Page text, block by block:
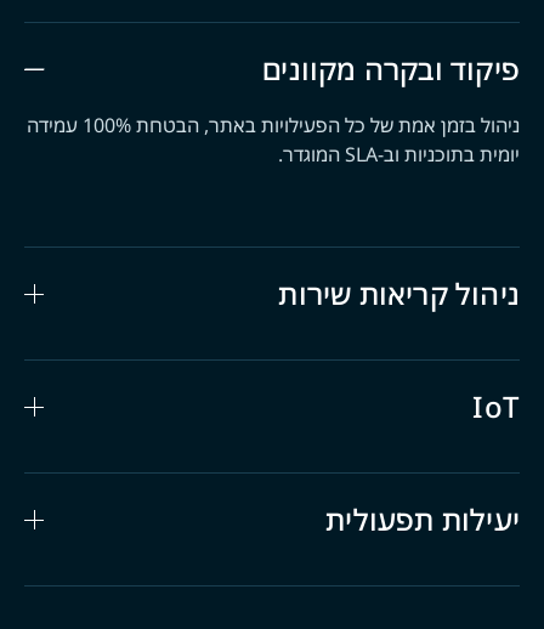
פיקוד ובקרה מקוונים
ניהול בזמן אמת של כל הפעילויות באתר, הבטחת 100% עמידה
יומית בתוכניות וב-SLA המוגדר.
ניהול קריאות שירות
IoT
יעילות תפעולית